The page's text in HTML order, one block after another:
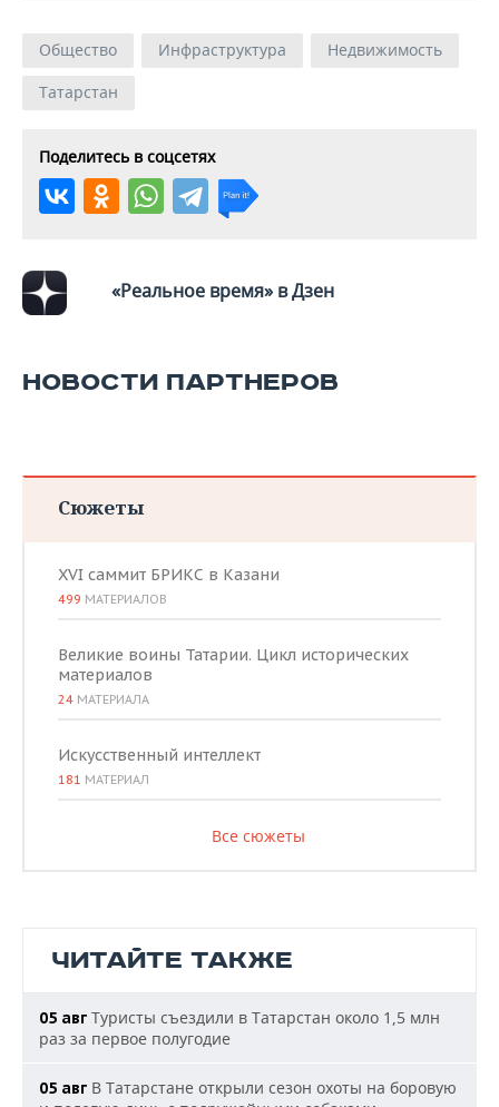
Общество Инфраструктура
Недвижимость
Татарстан
Поделитесь в соцсетях
«Реальное время» в Дзен
НОВОСТИ ПАРТНЕРОВ
Сюжеты
XVI саммит БРИКС в Казани
499 МАТЕРИАЛОВ
Великие воины Татарии. Цикл исторических
материалов
24 МАТЕРИАЛА
Искусственный интеллект
181 МАТЕРИАЛ
Все сюжеты
ЧИТАЙТЕ ТАКЖЕ
05 авг Туристы съездили в Татарстан около 1,5 млн
раз за первое полугодие
05 авг В Татарстане открыли сезон охоты на боровую